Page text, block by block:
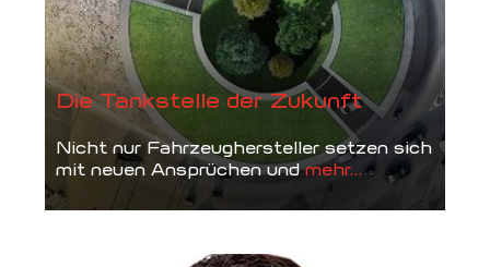
Die Tankstelle der Zukunft
Nicht nur Fahrzeughersteller setzen sich
mit neuen Ansprüchen undmehr...